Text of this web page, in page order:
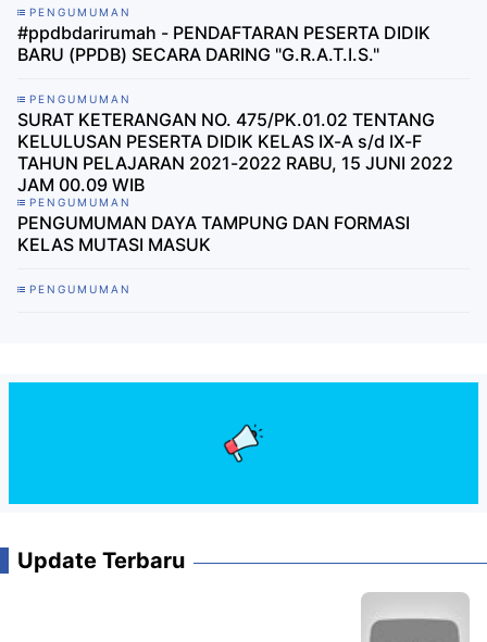
PENGUMUMAN
#ppdbdarirumah - PENDAFTARAN PESERTA DIDIK
BARU (PPDB) SECARA DARING "G.R.A.T.I.S."
PENGUMUMAN
SURAT KETERANGAN NO. 475/PK.01.02 TENTANG
KELULUSAN PESERTA DIDIK KELAS IX-A s/d IX-F
TAHUN PELAJARAN 2021-2022 RABU, 15 JUNI 2022
JAM 00.09 WIB
PENGUMUMAN
PENGUMUMAN DAYA TAMPUNG DAN FORMASI
KELAS MUTASI MASUK
PENGUMUMAN
Update Terbaru